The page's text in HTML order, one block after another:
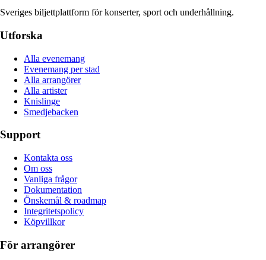
Sveriges biljettplattform för konserter, sport och underhållning.
Utforska
Alla evenemang
Evenemang per stad
Alla arrangörer
Alla artister
Knislinge
Smedjebacken
Support
Kontakta oss
Om oss
Vanliga frågor
Dokumentation
Önskemål & roadmap
Integritetspolicy
Köpvillkor
För arrangörer